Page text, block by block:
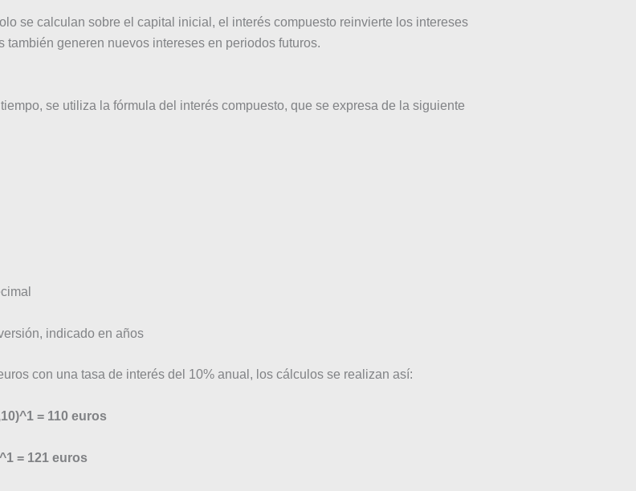
se calculan sobre el capital inicial, el interés compuesto reinvierte los intereses
generen nuevos intereses en periodos futuros.
se utiliza la fórmula del interés compuesto, que se expresa de la siguiente
indicado en años
con una tasa de interés del 10% anual, los cálculos se realizan así:
= 110 euros
= 121 euros